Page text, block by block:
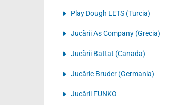
Play Dough LETS (Turcia)
Jucării As Company (Grecia)
Jucării Battat (Canada)
Jucărie Bruder (Germania)
Jucării FUNKO